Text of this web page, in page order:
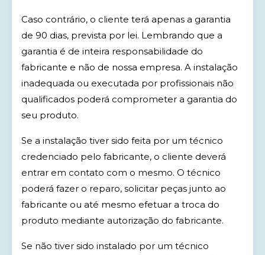
Caso contrário, o cliente terá apenas a garantia
de 90 dias, prevista por lei. Lembrando que a
garantia é de inteira responsabilidade do
fabricante e não de nossa empresa. A instalação
inadequada ou executada por profissionais não
qualificados poderá comprometer a garantia do
seu produto.
Se a instalação tiver sido feita por um técnico
credenciado pelo fabricante, o cliente deverá
entrar em contato com o mesmo. O técnico
poderá fazer o reparo, solicitar peças junto ao
fabricante ou até mesmo efetuar a troca do
produto mediante autorização do fabricante.
Se não tiver sido instalado por um técnico